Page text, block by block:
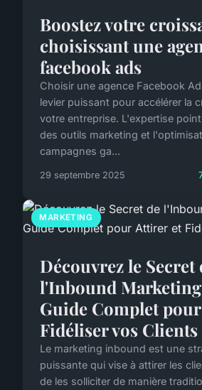
Boostez votre
choisissant une
facebook ads
Choisir une agence Facebook
levier puissant pour accélérer la
votre entreprise. L'expertise
des outils marketing et
campagnes ga...
29 septembre 2025
MARKETING
Découvrez le Secret
l'Inbound
Guide Complet
Fidéliser vos Clients
Le marketing inbound est une
puissante qui vise à attirer les
de les solliciter de manière